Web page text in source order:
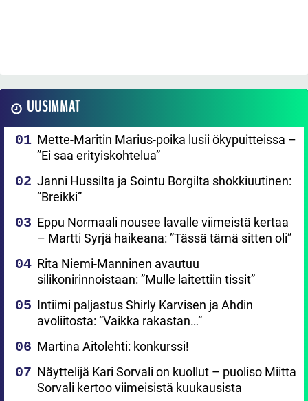
UUSIMMAT
Mette-Maritin Marius-poika lusii ökypuitteissa –
”Ei saa erityiskohtelua”
Janni Hussilta ja Sointu Borgilta shokkiuutinen:
”Breikki”
Eppu Normaali nousee lavalle viimeistä kertaa
– Martti Syrjä haikeana: ”Tässä tämä sitten oli”
Rita Niemi-Manninen avautuu
silikonirinnoistaan: ”Mulle laitettiin tissit”
Intiimi paljastus Shirly Karvisen ja Ahdin
avoliitosta: ”Vaikka rakastan…”
Martina Aitolehti: konkurssi!
Näyttelijä Kari Sorvali on kuollut – puoliso Miitta
Sorvali kertoo viimeisistä kuukausista